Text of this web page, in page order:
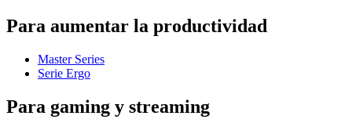
Para aumentar la productividad
Master Series
Serie Ergo
Para gaming y streaming